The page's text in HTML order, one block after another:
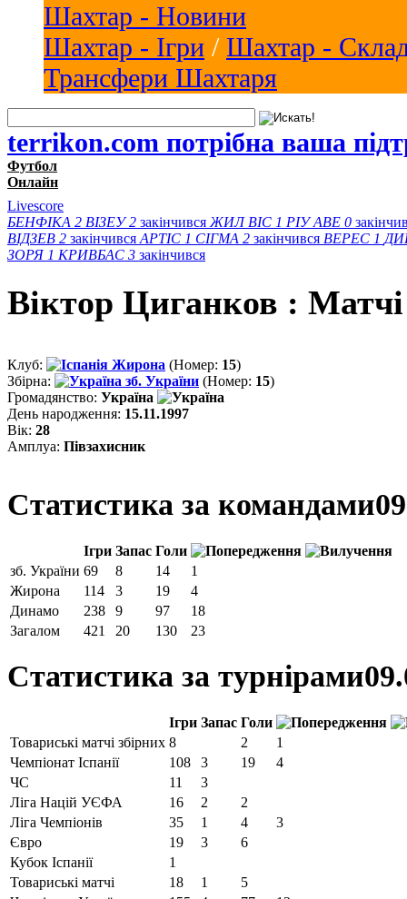
Шахтар - Новини
Шахтар - Ігри / Шахтар -
Трансфери Шахтаря
terrikon.com потрібна ваша
Футбол
Онлайн
Livescore
БЕНФІКА 2 ВІЗЕУ 2 закінчився ЖИЛ ВІС 1 РІУ АВЕ 0
ВІДЗЕВ 2 закінчився АРТІС 1 СІГМА 2 закінчився ВЕРЕС 1
ЗОРЯ 1 КРИВБАС 3 закінчився
Віктор Циганков : Матчi
Клуб: Жирона (Номер: 15)
Збірна:
зб. України (Номер: 15)
Громадянство: Україна
День народження: 15.11.1997
Вік: 28
Амплуа: Півзахисник
Статистика за командами
Ігри Запас Голи
зб. України 69 8 14
1
Жирона
114 3 19
4
Динамо
238 9 97
18
Загалом
421 20 130 23
Статистика за турнірами
Ігри Запас Голи
Товариські матчі збірних 8 2
1
Чемпiонат Іспанії
108 3 19
4
ЧС
11
3
Ліга Націй УЄФА
16 2
2
Ліга Чемпіонів
35 1 4
3
Євро
19 3
6
Кубок Іспанії
1
Товариські матчі
18 1
5